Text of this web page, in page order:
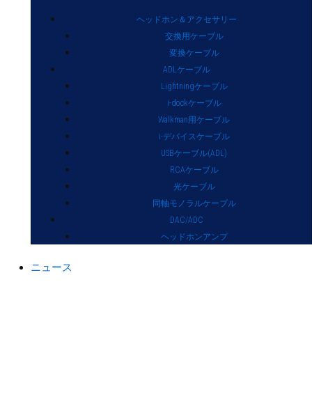
ヘッドホン＆アクセサリー
交換用ケーブル
変換ケーブル
ADLケーブル
Lightningケーブル
i-dockケーブル
Walkman用ケーブル
i-デバイスケーブル
USBケーブル(ADL)
RCAケーブル
光ケーブル
同軸モノラルケーブル
DAC/ADC
ヘッドホンアンプ
ニュース